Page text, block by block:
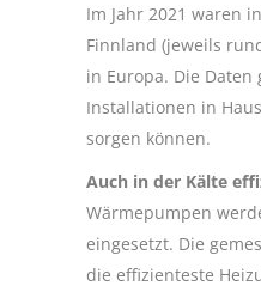
Im Jahr 2021 waren
Finnland (jeweils
in Europa. Die
Installationen in
sorgen können.
Auch in der Kälte
Wärmepumpen
eingesetzt. Die
die effizienteste